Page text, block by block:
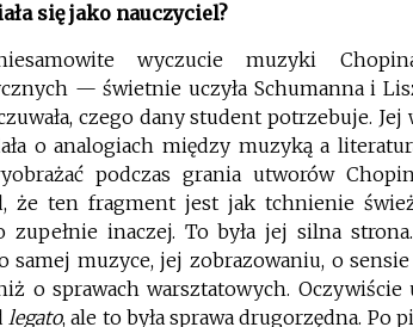
się jako nauczyciel?
wyczucie muzyki
— świetnie uczyła Schumanna i
czego dany student potrzebuje.
o analogiach między muzyką a
podczas grania utworów
że ten fragment jest jak tchnienie
zupełnie inaczej. To była jej silna
samej muzyce, jej zobrazowaniu, o
o sprawach warsztatowych. Oczywiście
legato, ale to była sprawa drugorzędna. Po